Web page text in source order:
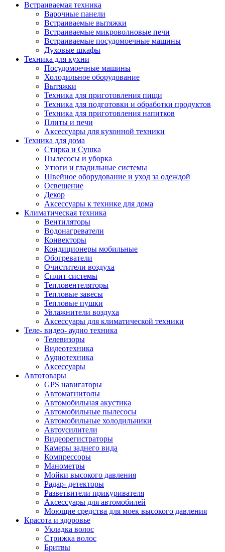
Встраиваемая техника
Варочные панели
Встраиваемые вытяжки
Встраиваемые микроволновые печи
Встраиваемые посудомоечные машины
Духовые шкафы
Техника для кухни
Посудомоечные машины
Холодильное оборудование
Вытяжки
Техника для приготовления пищи
Техника для подготовки и обработки продуктов
Техника для приготовления напитков
Плиты и печи
Аксессуары для кухонной техники
Техника для дома
Стирка и Сушка
Пылесосы и уборка
Утюги и гладильные системы
Швейное оборудование и уход за одеждой
Освещение
Декор
Аксессуары к технике для дома
Климатическая техника
Вентиляторы
Водонагреватели
Конвекторы
Кондиционеры мобильные
Обогреватели
Очистители воздуха
Сплит системы
Тепловентеляторы
Тепловые завесы
Тепловые пушки
Увлажнители воздуха
Аксессуары для климатической техники
Теле- видео- аудио техника
Телевизоры
Видеотехника
Аудиотехника
Аксессуары
Автотовары
GPS навигаторы
Автомагнитолы
Автомобильная акустика
Автомобильные пылесосы
Автомобильные холодильники
Автоусилители
Видеорегистраторы
Камеры заднего вида
Компрессоры
Манометры
Мойки высокого давления
Радар- детекторы
Разветвители прикуривателя
Аксессуары для автомобилей
Моющие средства для моек высокого давления
Красота и здоровье
Укладка волос
Стрижка волос
Бритвы